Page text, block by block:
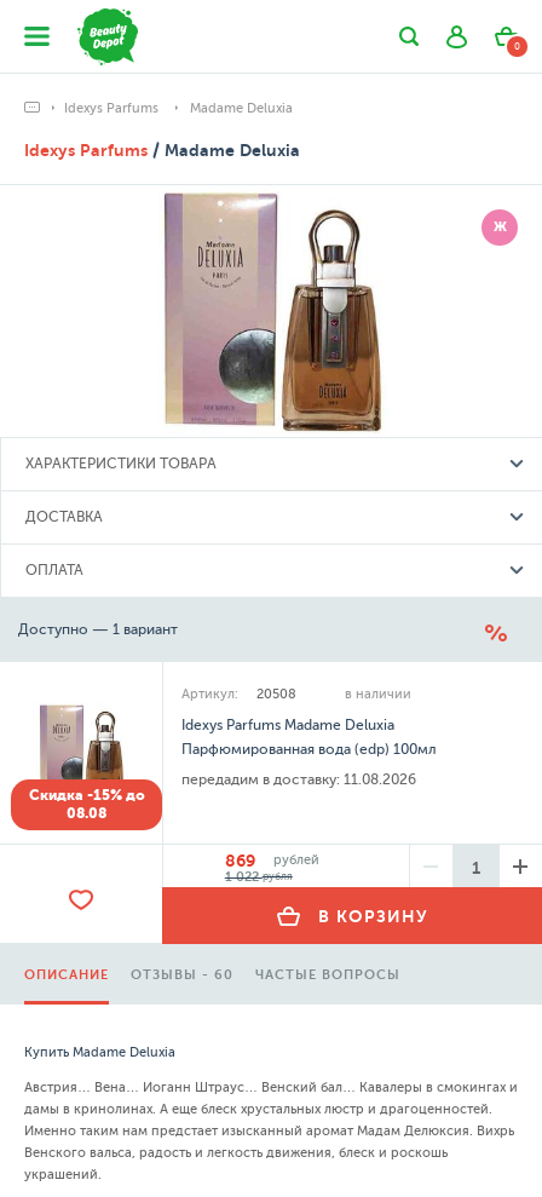
0
Idexys Parfums Madame Deluxia
Idexys Parfums / Madame Deluxia
Ж
ХАРАКТЕРИСТИКИ ТОВАРА
ДОСТАВКА
ОПЛАТА
Доступно — 1 вариант
Скидка -15% до
08.08
Артикул: 20508 в наличии
Idexys Parfums Madame Deluxia
Парфюмированная вода (edp) 100мл
передадим в доставку: 11.08.2026
869
рублей
1 022рубля
В КОРЗИНУ
ОПИСАНИЕ ОТЗЫВЫ - 60 ЧАСТЫЕ ВОПРОСЫ
Купить Madame Deluxia
Австрия… Вена… Иоганн Штраус… Венский бал… Кавалеры в смокингах и
дамы в кринолинах. А еще блеск хрустальных люстр и драгоценностей.
Именно таким нам предстает изысканный аромат Мадам Делюксия. Вихрь
Венского вальса, радость и легкость движения, блеск и роскошь
украшений.